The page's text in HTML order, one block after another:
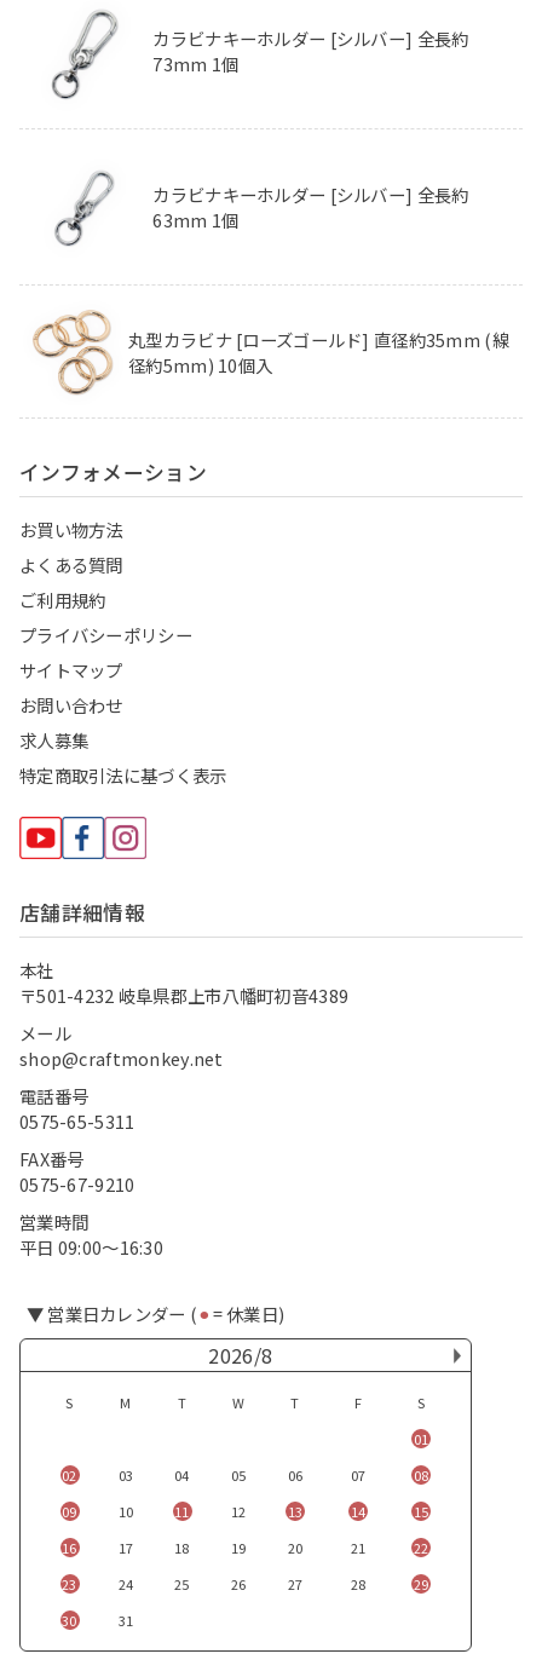
カラビナキーホルダー [シルバー] 全長約
73mm 1個
カラビナキーホルダー [シルバー] 全長約
63mm 1個
丸型カラビナ [ローズゴールド] 直径約35mm (線
径約5mm) 10個入
インフォメーション
お買い物方法
よくある質問
ご利用規約
プライバシーポリシー
サイトマップ
お問い合わせ
求人募集
特定商取引法に基づく表示
店舗詳細情報
本社
〒501-4232 岐阜県郡上市八幡町初音4389
メール
shop@craftmonkey.net
電話番号
0575-65-5311
FAX番号
0575-67-9210
営業時間
平日 09:00〜16:30
▼ 営業日カレンダー (⚫︎= 休業日)
2026/8
S M T W T F
S
01
02
03 04 05 06 07
08
09
10 11 12 13 14
15
16
17 18 19 20 21
22
23
24 25 26 27 28
29
30
31